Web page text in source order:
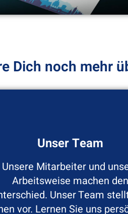
ist ein von der
zertifizierter und
beurkundeter
Dich noch mehr
Unser Team
Unsere Mitarbeiter und
Arbeitsweise machen den
Unser Team
vor. Lernen Sie uns